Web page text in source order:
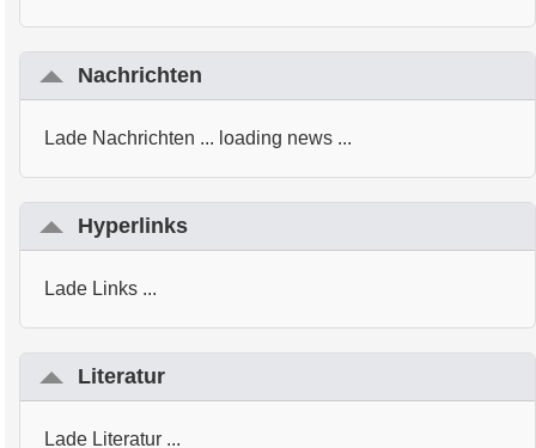
Nachrichten
Lade Nachrichten ... loading news ...
Hyperlinks
Lade Links ...
Literatur
Lade Literatur ...